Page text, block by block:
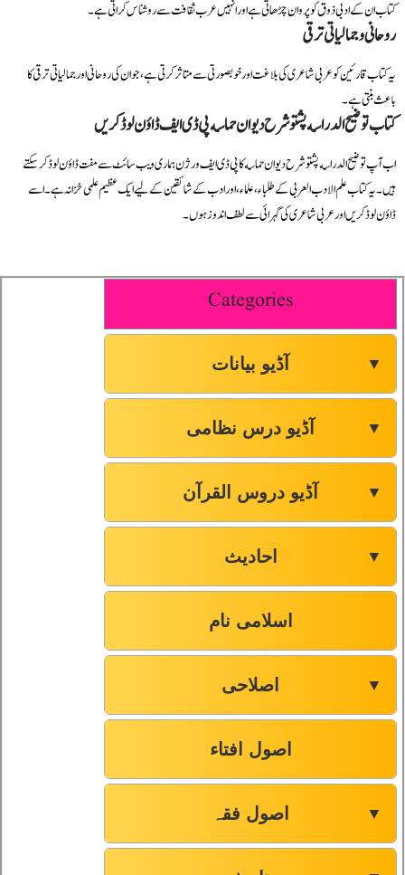
کتاب ان کے ادبی ذوق کو پروان چڑھاتی ہے اور انہیں عرب ثقافت سے روشناس کراتی ہے۔
روحانی و جمالیاتی ترقی
یہ کتاب قارئین کو عربی شاعری کی بلاغت اور خوبصورتی سے متاثر کرتی ہے، جو ان کی روحانی اور جمالیاتی ترقی کا
باعث بنتی ہے۔
کتاب توضیح الدراسه پشتو شرح دیوان حماسه پی ڈی ایف ڈاؤن لوڈ کریں
اب آپ توضیح الدراسه پشتو شرح دیوان حماسه کا پی ڈی ایف ورژن ہماری ویب سائٹ سے مفت ڈاؤن لوڈ کر سکتے
ہیں۔ یہ کتاب علم الادب العربی کے طلباء، علماء، اور ادب کے شائقین کے لیے ایک عظیم علمی خزانہ ہے۔ اسے
ڈاؤن لوڈ کریں اور عربی شاعری کی گہرائی سے لطف اندوز ہوں۔
Categories
آڈیو بیانات ▼
آڈیو درس نظامی ▼
آڈیو دروس القرآن ▼
احادیث ▼
اسلامی نام
اصلاحی ▼
اصول افتاء
اصول فقہ ▼